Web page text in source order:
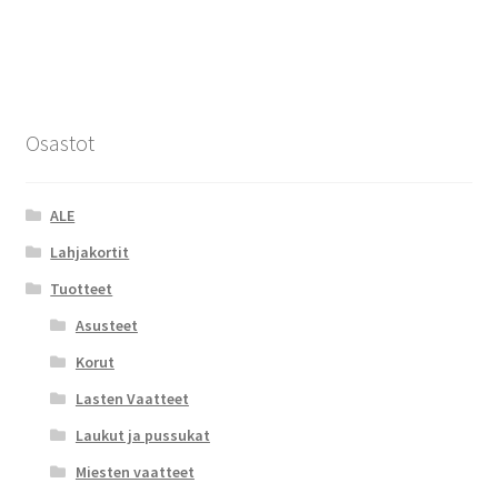
Osastot
ALE
Lahjakortit
Tuotteet
Asusteet
Korut
Lasten Vaatteet
Laukut ja pussukat
Miesten vaatteet